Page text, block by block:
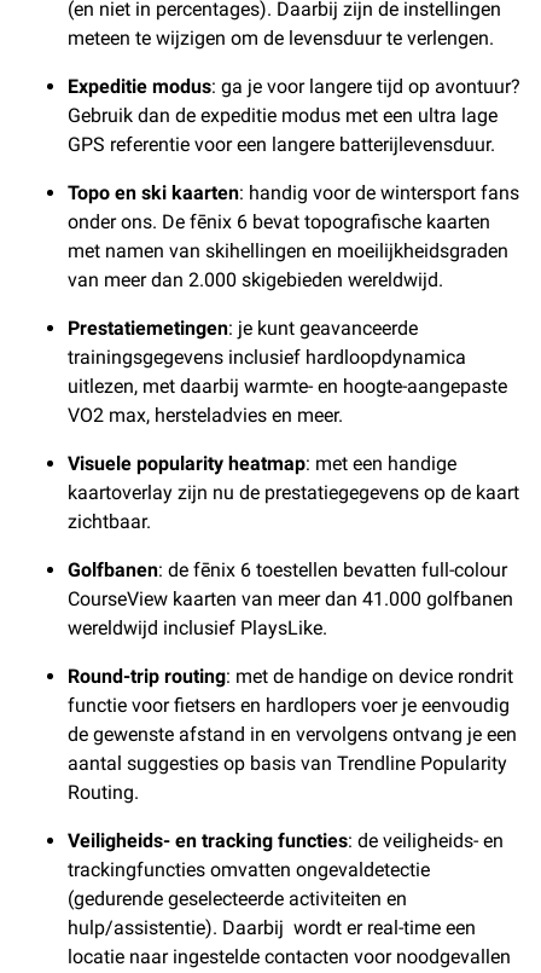
(en niet in percentages). Daarbij zijn de instellingen
meteen te wijzigen om de levensduur te verlengen.
Expeditie modus: ga je voor langere tijd op avontuur?
Gebruik dan de expeditie modus met een ultra lage
GPS referentie voor een langere batterijlevensduur.
Topo en ski kaarten: handig voor de wintersport fans
onder ons. De fēnix 6 bevat topografische kaarten
met namen van skihellingen en moeilijkheidsgraden
van meer dan 2.000 skigebieden wereldwijd.
Prestatiemetingen: je kunt geavanceerde
trainingsgegevens inclusief hardloopdynamica
uitlezen, met daarbij warmte- en hoogte-aangepaste
VO2 max, hersteladvies en meer.
Visuele popularity heatmap: met een handige
kaartoverlay zijn nu de prestatiegegevens op de kaart
zichtbaar.
Golfbanen: de fēnix 6 toestellen bevatten full-colour
CourseView kaarten van meer dan 41.000 golfbanen
wereldwijd inclusief PlaysLike.
Round-trip routing: met de handige on device rondrit
functie voor fietsers en hardlopers voer je eenvoudig
de gewenste afstand in en vervolgens ontvang je een
aantal suggesties op basis van Trendline Popularity
Routing.
Veiligheids- en tracking functies: de veiligheids- en
trackingfuncties omvatten ongevaldetectie
(gedurende geselecteerde activiteiten en
hulp/assistentie). Daarbij wordt er real-time een
locatie naar ingestelde contacten voor noodgevallen